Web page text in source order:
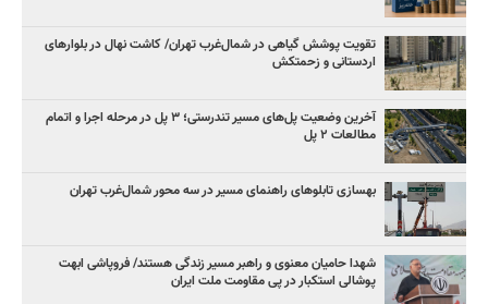
تقویت پوشش گیاهی در شمال‌غرب تهران/ کاشت نهال در بلوارهای
اردستانی و زحمتکش
آخرین وضعیت پل‌های مسیر تندرستی؛ ۳ پل در مرحله اجرا و اتمام
مطالعات ۲ پل
بهسازی تابلوهای راهنمای مسیر در سه محور شمال‌غرب تهران
شهدا حامیان معنوی و راهبر مسیر زندگی هستند/ فروپاشی ابهت
پوشالی استکبار در پی مقاومت ملت ایران